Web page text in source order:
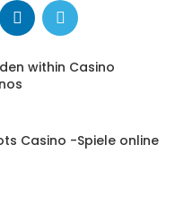
within Casino
Casino -Spiele online